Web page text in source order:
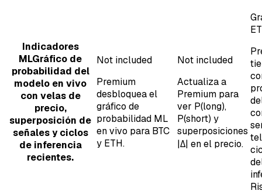
Indicadores
MLGráfico de
probabilidad del
modelo en vivo
con velas de
precio,
superposición de
señales y ciclos
de inferencia
recientes.
Not included
Premium
desbloquea el
gráfico de
probabilidad ML
en vivo para BTC
y ETH.
Not included
Actualiza a
Premium para
ver P(long),
P(short) y
superposiciones
|Δ| en el precio.